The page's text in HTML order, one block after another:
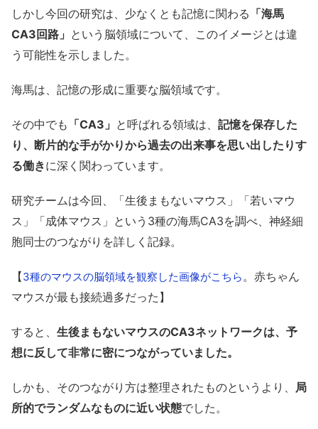
しかし今回の研究は、少なくとも記憶に関わる 「海馬
CA3回路」 という脳領域について、このイメージとは違
う可能性を示しました。
海馬は、記憶の形成に重要な脳領域です。
その中でも 「CA3」 と呼ばれる領域は、 記憶を保存した
り、断片的な手がかりから過去の出来事を思い出したりす
る働きに深く関わっています。
研究チームは今回、「生後まもないマウス」「若いマウ
ス」「成体マウス」という3種の海馬CA3を調べ、神経細
胞同士のつながりを詳しく記録。
【3種のマウスの脳領域を観察した画像がこちら。赤ちゃん
マウスが最も接続過多だった】
すると、 生後まもないマウスのCA3ネットワークは、予
想に反して非常に密につながっていました。
しかも、そのつながり方は整理されたものというより、 局
所的でランダムなものに近い状態でした。